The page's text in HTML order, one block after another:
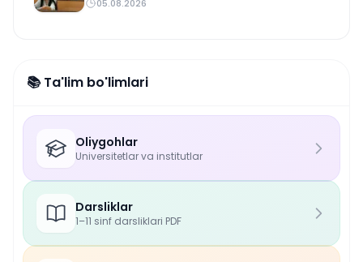
05.08.2026
📚 Ta'lim bo'limlari
Oliygohlar
Universitetlar va institutlar
Darsliklar
1–11 sinf darsliklari PDF